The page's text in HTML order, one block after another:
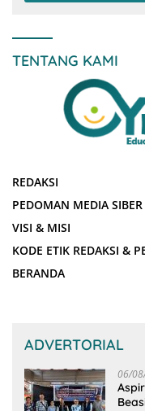
TENTANG KAMI
REDAKSI
PEDOMAN MEDIA SIBER
VISI & MISI
KODE ETIK REDAKSI &
BERANDA
ADVERTORIAL
06/